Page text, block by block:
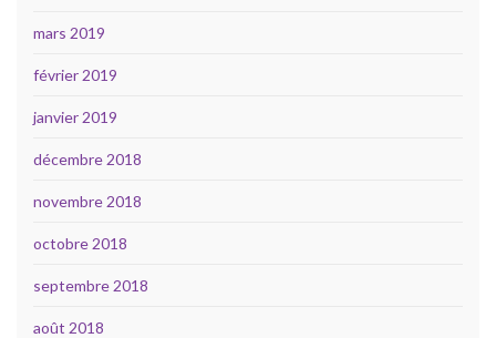
mars 2019
février 2019
janvier 2019
décembre 2018
novembre 2018
octobre 2018
septembre 2018
août 2018